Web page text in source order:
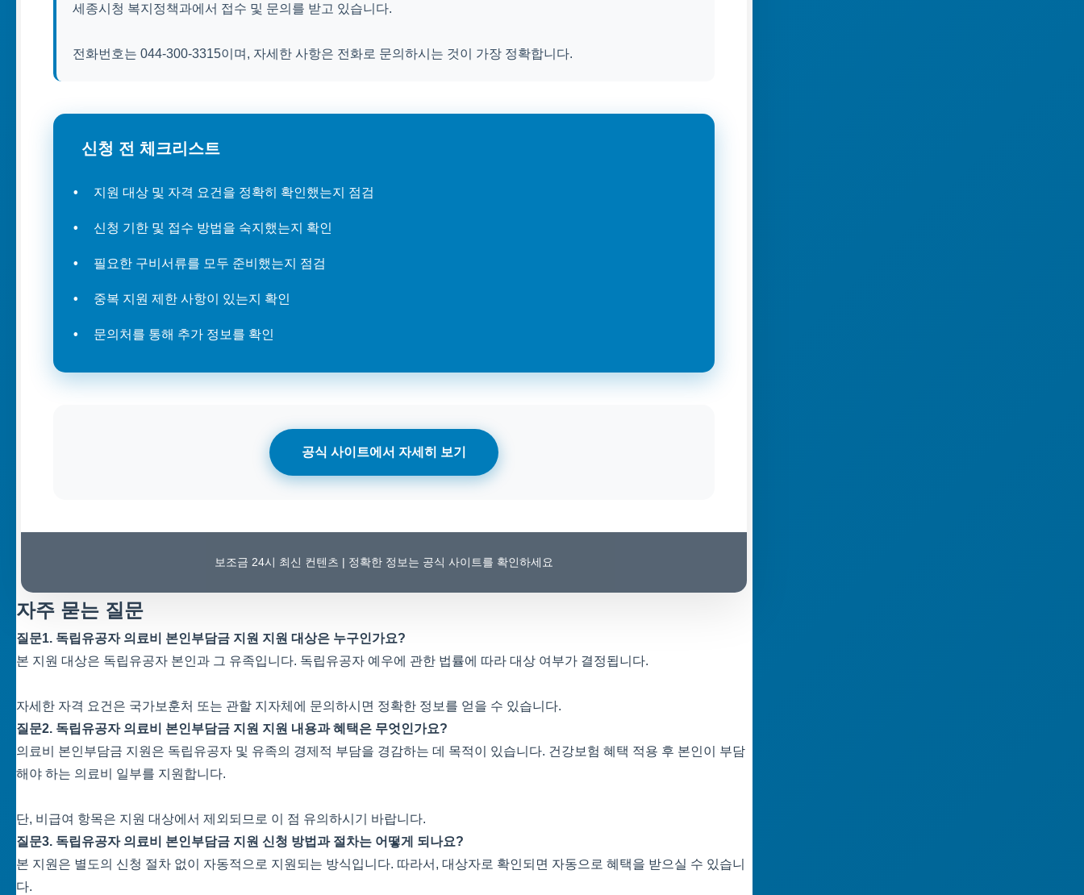
세종시청 복지정책과에서 접수 및 문의를 받고 있습니다.
전화번호는 044-300-3315이며, 자세한 사항은 전화로 문의하시는 것이 가장 정확합니다.
신청 전 체크리스트
지원 대상 및 자격 요건을 정확히 확인했는지 점검
신청 기한 및 접수 방법을 숙지했는지 확인
필요한 구비서류를 모두 준비했는지 점검
중복 지원 제한 사항이 있는지 확인
문의처를 통해 추가 정보를 확인
공식 사이트에서 자세히 보기
보조금 24시 최신 컨텐츠 | 정확한 정보는 공식 사이트를 확인하세요
자주 묻는 질문
질문1. 독립유공자 의료비 본인부담금 지원 지원 대상은 누구인가요?
본 지원 대상은 독립유공자 본인과 그 유족입니다. 독립유공자 예우에 관한 법률에 따라 대상 여부가 결정됩니다.
자세한 자격 요건은 국가보훈처 또는 관할 지자체에 문의하시면 정확한 정보를 얻을 수 있습니다.
질문2. 독립유공자 의료비 본인부담금 지원 지원 내용과 혜택은 무엇인가요?
의료비 본인부담금 지원은 독립유공자 및 유족의 경제적 부담을 경감하는 데 목적이 있습니다. 건강보험 혜택 적용 후 본인이 부담
해야 하는 의료비 일부를 지원합니다.
단, 비급여 항목은 지원 대상에서 제외되므로 이 점 유의하시기 바랍니다.
질문3. 독립유공자 의료비 본인부담금 지원 신청 방법과 절차는 어떻게 되나요?
본 지원은 별도의 신청 절차 없이 자동적으로 지원되는 방식입니다. 따라서, 대상자로 확인되면 자동으로 혜택을 받으실 수 있습니
다.